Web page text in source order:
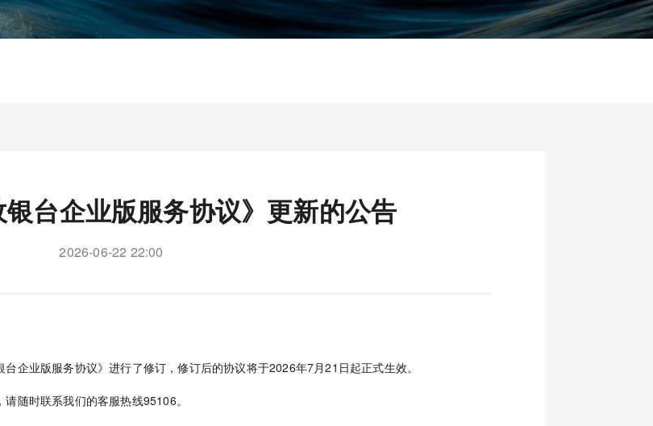
台企业版服务协议》更新的公告
2026-06-22 22:00
企业版服务协议》进行了修订，修订后的协议将于2026年7月21日起正式生效。
随时联系我们的客服热线95106。